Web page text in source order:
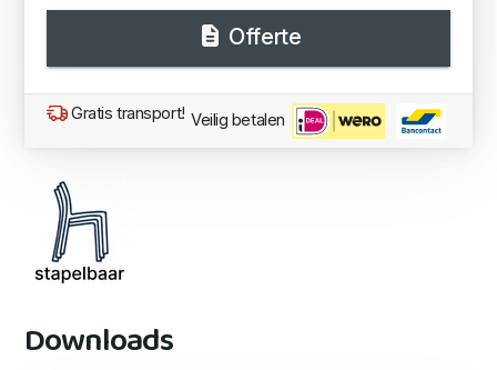
Offerte
Gratis transport! Veilig betalen
Downloads